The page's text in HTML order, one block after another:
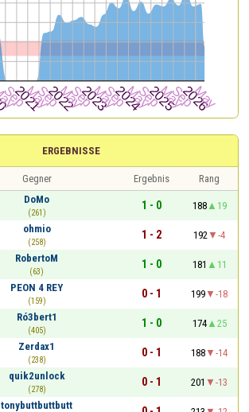
ERGEBNISSE
Gegner Ergebnis
Rang
DoMo
(261)
1 - 0 188
19
ohmio
(258)
1 - 2 192
-4
RobertoM
(63)
1 - 0 181
11
PEON 4 REY
(159)
0 - 1 199
-18
Ró3bert1
(405)
1 - 0 174
25
Zerdax1
(238)
0 - 1 188
-14
quik2unlock
(278)
0 - 1 201
-13
tonybuttbuttbutt